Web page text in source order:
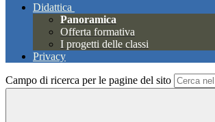
Didattica
Panoramica
Offerta formativa
I progetti delle classi
Privacy
Campo di ricerca per le pagine del sito